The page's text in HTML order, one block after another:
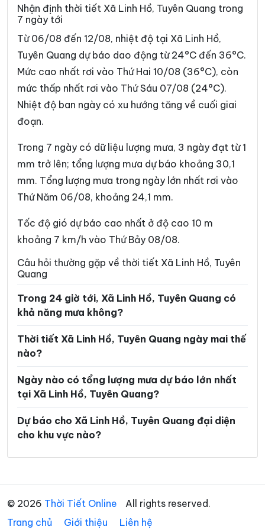
Xã Du Già Xã Đường Hồng
Xã Đường Thượng
Xã Hàm Yên Xã Hồ Thầu
Xã Hòa An Xã Hoàng Su Phì
Xã Hồng Sơn Xã Hồng Thái
Xã Hùng An
Xã Hùng Lợi Xã Khâu Vai
Xã Khuôn Lùng Xã Kiên Đài
Xã Kiến Thiết Xã Kim Bình
Xã Liên Hiệp Xã Lực Hành
Xã Lũng Cú Xã Lũng Phìn
Xã Lùng Tám
Xã Mèo Vạc Xã Minh Ngọc
Xã Minh Quang Xã Minh Sơn
Xã Minh Tân
Xã Nậm Dịch Xã Nghĩa Thuận
Xã Ngọc Đường Xã Ngọc Long
Xã Nhữ Khê
Xã Pờ Ly Ngài
Nhận định thời tiết Xã Linh Hồ, Tuyên Quang trong
7 ngày tới
Từ 06/08 đến 12/08, nhiệt độ tại Xã Linh Hồ,
Tuyên Quang dự báo dao động từ 24°C đến 36°C.
Mức cao nhất rơi vào Thứ Hai 10/08 (36°C), còn
mức thấp nhất rơi vào Thứ Sáu 07/08 (24°C).
Nhiệt độ ban ngày có xu hướng tăng về cuối giai
đoạn.
Trong 7 ngày có dữ liệu lượng mưa, 3 ngày đạt từ 1
mm trở lên; tổng lượng mưa dự báo khoảng 30,1
mm. Tổng lượng mưa trong ngày lớn nhất rơi vào
Thứ Năm 06/08, khoảng 24,1 mm.
Tốc độ gió dự báo cao nhất ở độ cao 10 m
khoảng 7 km/h vào Thứ Bảy 08/08.
Câu hỏi thường gặp về thời tiết Xã Linh Hồ, Tuyên
Quang
Trong 24 giờ tới, Xã Linh Hồ, Tuyên Quang có
khả năng mưa không?
Thời tiết Xã Linh Hồ, Tuyên Quang ngày mai thế
nào?
Ngày nào có tổng lượng mưa dự báo lớn nhất
tại Xã Linh Hồ, Tuyên Quang?
Dự báo cho Xã Linh Hồ, Tuyên Quang đại diện
cho khu vực nào?
© 2026 Thời Tiết Online
All rights reserved.
Trang chủ
Giới thiệu Liên hệ